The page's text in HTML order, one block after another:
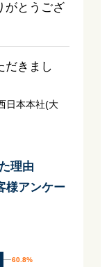
がとうござ
だきまし
日本本社(大
理由
様アンケー
60.8%
60.8%